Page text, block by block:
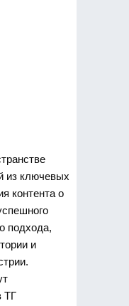
из ключевых
контента о
подхода,
и
ТГ